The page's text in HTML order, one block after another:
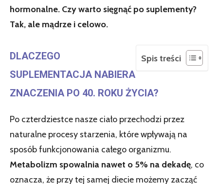
hormonalne. Czy warto sięgnąć po suplementy?
Tak, ale mądrze i celowo.
Spis treści
DLACZEGO
SUPLEMENTACJA NABIERA
ZNACZENIA PO 40. ROKU ŻYCIA?
Po czterdziestce nasze ciało przechodzi przez
naturalne procesy starzenia, które wpływają na
sposób funkcjonowania całego organizmu.
Metabolizm spowalnia nawet o 5% na dekadę, co
oznacza, że przy tej samej diecie możemy zacząć